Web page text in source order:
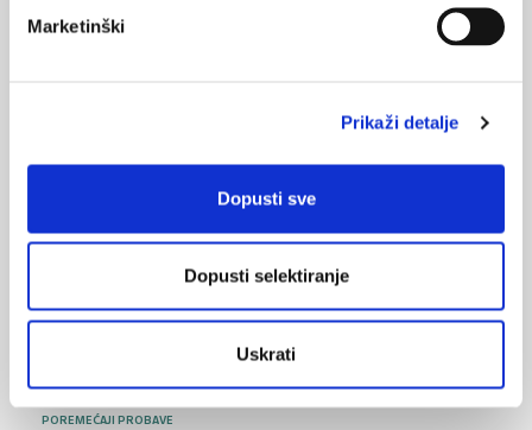
Marketinški
Prikaži detalje
Dopusti sve
Dopusti selektiranje
Uskrati
Korištenje društvenih medija i depresija kod mladih
odraslih osoba
>
<
Bolna leđa - medicinske vježbe (nove smjernice)
14.07.2016.
POREMEĆAJI PROBAVE